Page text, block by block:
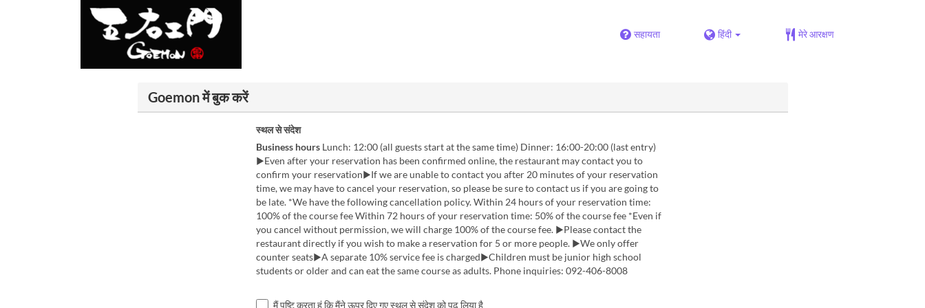
सहायता हिंदी मेरे आरक्षण
Goemon में बुक करें
स्थल से संदेश
Business hoursLunch: 12:00 (all guests start at the same time) Dinner: 16:00-20:00 (last entry)
▶Even after your reservation has been confirmed online, the restaurant may contact you to
confirm your reservation▶If we are unable to contact you after 20 minutes of your reservation
time, we may have to cancel your reservation, so please be sure to contact us if you are going to
be late. *We have the following cancellation policy. Within 24 hours of your reservation time:
100% of the course fee Within 72 hours of your reservation time: 50% of the course fee *Even if
you cancel without permission, we will charge 100% of the course fee. ▶Please contact the
restaurant directly if you wish to make a reservation for 5 or more people. ▶We only offer
counter seats▶A separate 10% service fee is charged▶Children must be junior high school
students or older and can eat the same course as adults. Phone inquiries: 092-406-8008
मैं पुष्टि करता हूं कि मैंने ऊपर दिए गए स्थल से संदेश को पढ़ लिया है